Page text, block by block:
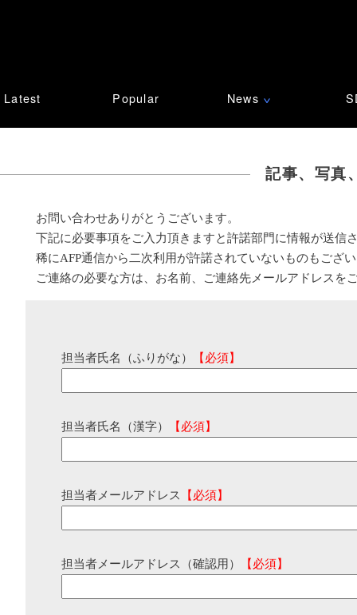
Latest Popular News ∨
記事、写真
お問い合わせありがとうございます。
下記に必要事項をご入力頂きますと許諾部門に情報が送信
稀にAFP通信から二次利用が許諾されていないものもござ
ご連絡の必要な方は、お名前、ご連絡先メールアドレスを
担当者氏名（ふりがな） 【必須】
担当者氏名（漢字） 【必須】
担当者メールアドレス 【必須】
担当者メールアドレス（確認用） 【必須】